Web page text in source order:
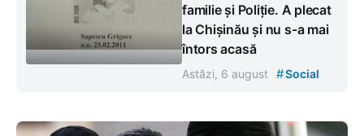
familie și Poliție. A plecat
la Chișinău și nu s-a mai
întors acasă
Astăzi, 6 august #Social